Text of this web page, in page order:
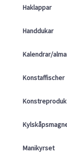
Haklappar
Handdukar
Kalendrar/
Konstaffischer
Manikyrset